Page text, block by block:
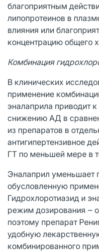
благоприятным
липопротеинов в
влияния или
концентрацию общего
Комбинация
В клинических
применение
эналаприла приводит
снижению АД в
из препаратов в
антигипертензивное
ГТ по меньшей мере в
Эналаприл уменьшает
обусловленную
Гидрохлоротиазид и
режим дозирования ‒
поэтому препарат
удобную
комбинированного